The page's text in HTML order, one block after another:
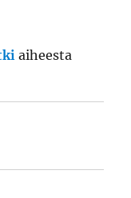
aiheesta